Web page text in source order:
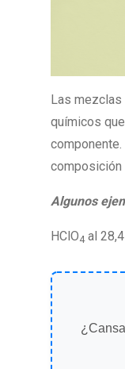
Las
químicos
composición
Algunos
HClO4 al